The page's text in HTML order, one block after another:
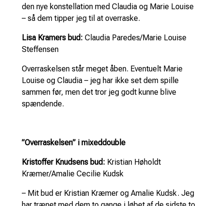
den nye konstellation med Claudia og Marie Louise
– så dem tipper jeg til at overraske.
Lisa Kramers bud: Claudia Paredes/Marie Louise
Steffensen
Overraskelsen står meget åben. Eventuelt Marie
Louise og Claudia – jeg har ikke set dem spille
sammen før, men det tror jeg godt kunne blive
spændende.
”Overraskelsen” i mixeddouble
Kristoffer Knudsens bud: Kristian Høholdt
Kræmer/Amalie Cecilie Kudsk
– Mit bud er Kristian Kræmer og Amalie Kudsk. Jeg